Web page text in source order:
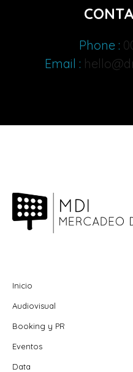
Phone :
Email :
Inicio
Audiovisual
Booking y PR
Eventos
Data